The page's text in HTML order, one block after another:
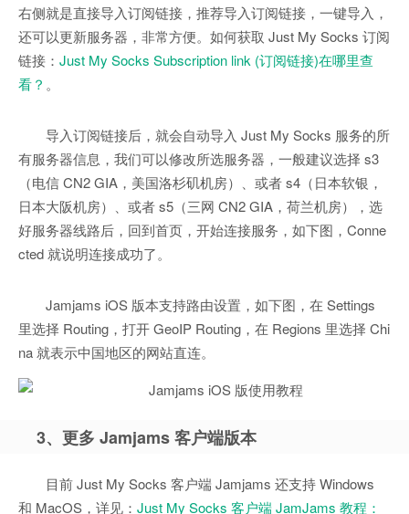
右侧就是直接导入订阅链接，推荐导入订阅链接，一键导入，
还可以更新服务器，非常方便。如何获取 Just My Socks 订阅
链接： Just My Socks Subscription link (订阅链接)在哪里查
看？ 。
导入订阅链接后，就会自动导入 Just My Socks 服务的所
有服务器信息，我们可以修改所选服务器，一般建议选择 s3
（电信 CN2 GIA，美国洛杉矶机房）、或者 s4（日本软银，
日本大阪机房）、或者 s5（三网 CN2 GIA，荷兰机房），选
好服务器线路后，回到首页，开始连接服务，如下图，Conne
cted 就说明连接成功了。
Jamjams iOS 版本支持路由设置，如下图，在 Settings
里选择 Routing，打开 GeoIP Routing，在 Regions 里选择 Chi
na 就表示中国地区的网站直连。
3、更多 Jamjams 客户端版本
目前 Just My Socks 客户端 Jamjams 还支持 Windows
和 MacOS，详见： Just My Socks 客户端 JamJams 教程：